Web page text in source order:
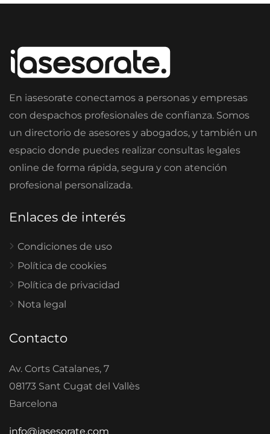
En iasesorate conectamos a personas y empresas
con despachos profesionales de confianza. Somos
un directorio de asesores y abogados, y también un
espacio donde puedes realizar consultas legales
online de forma rápida, segura y con atención
profesional personalizada.
Enlaces de interés
Condiciones de uso
Política de cookies
Política de privacidad
Nota legal
Contacto
Av. Corts Catalanes, 7
08173 Sant Cugat del Vallès
Barcelona
info@iasesorate.com